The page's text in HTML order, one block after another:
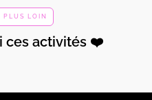
PLUS LOIN
ces activités ❤️
En
savoir
+
Réserver
savoir
+